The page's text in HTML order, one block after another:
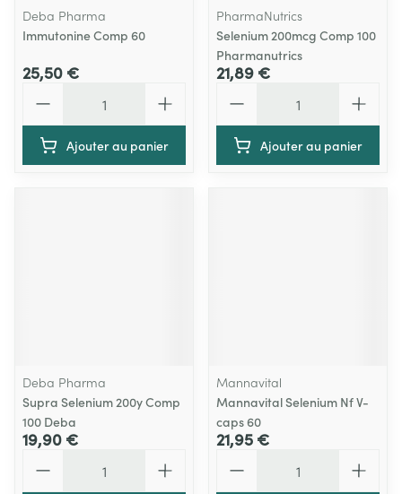
Deba Pharma
Immutonine Comp 60
25,50 €
Ajouter au panier
PharmaNutrics
Selenium 200mcg Comp 100
Pharmanutrics
21,89 €
Ajouter au panier
Deba Pharma
Supra Selenium 200y Comp
100 Deba
19,90 €
Mannavital
Mannavital Selenium Nf V-
caps 60
21,95 €